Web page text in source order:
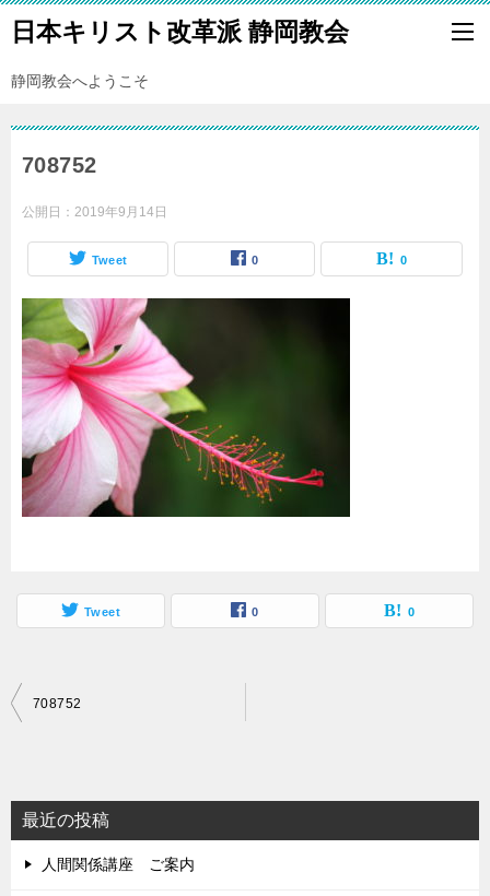
日本キリスト改革派 静岡教会
静岡教会へようこそ
708752
公開日： 2019年9月14日
Tweet 0 0
Tweet 0 0
投
ビ
ゲ
ー
708752
最近の投稿
人間関係講座 ご案内